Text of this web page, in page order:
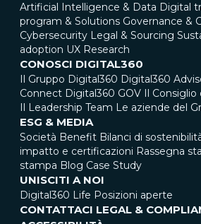
Artificial Intelligence & Data Digital
program & Solutions Governance &
Cybersecurity Legal & Sourcing
adoption UX Research
CONOSCI DIGITAL360
Il Gruppo Digital360 Digital360
Connect Digital360 GOV Il
Il Leadership Team Le aziende del
ESG & MEDIA
Società Benefit Bilanci di
impatto e certificazioni Rassegna
stampa Blog Case Study
UNISCITI A NOI
Digital360 Life Posizioni aperte
CONTATTACI LEGAL &